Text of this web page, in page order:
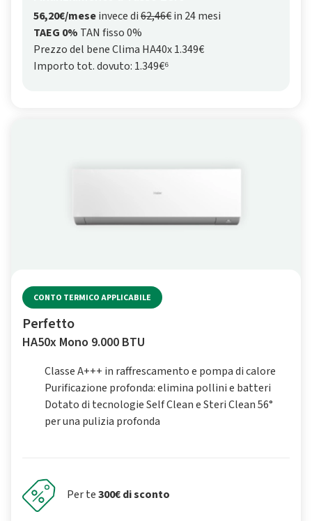
56,20€/meseinvece di62,46€in 24 mesi
TAEG 0% TAN fisso 0%
Prezzo del bene Clima HA40x 1.349€
Importo tot. dovuto: 1.349€⁶
CONTO TERMICO APPLICABILE
Perfetto
HA50x Mono 9.000 BTU
Classe A+++ in raffrescamento e pompa di calore
Purificazione profonda: elimina pollini e batteri
Dotato di tecnologie Self Clean e Steri Clean 56°
per una pulizia profonda
Per te300€ di sconto